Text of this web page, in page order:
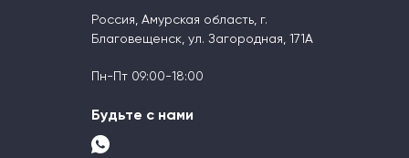
Россия, Амурская область, г.
Благовещенск, ул. Загородная, 171А
Пн-Пт 09:00-18:00
Будьте с нами